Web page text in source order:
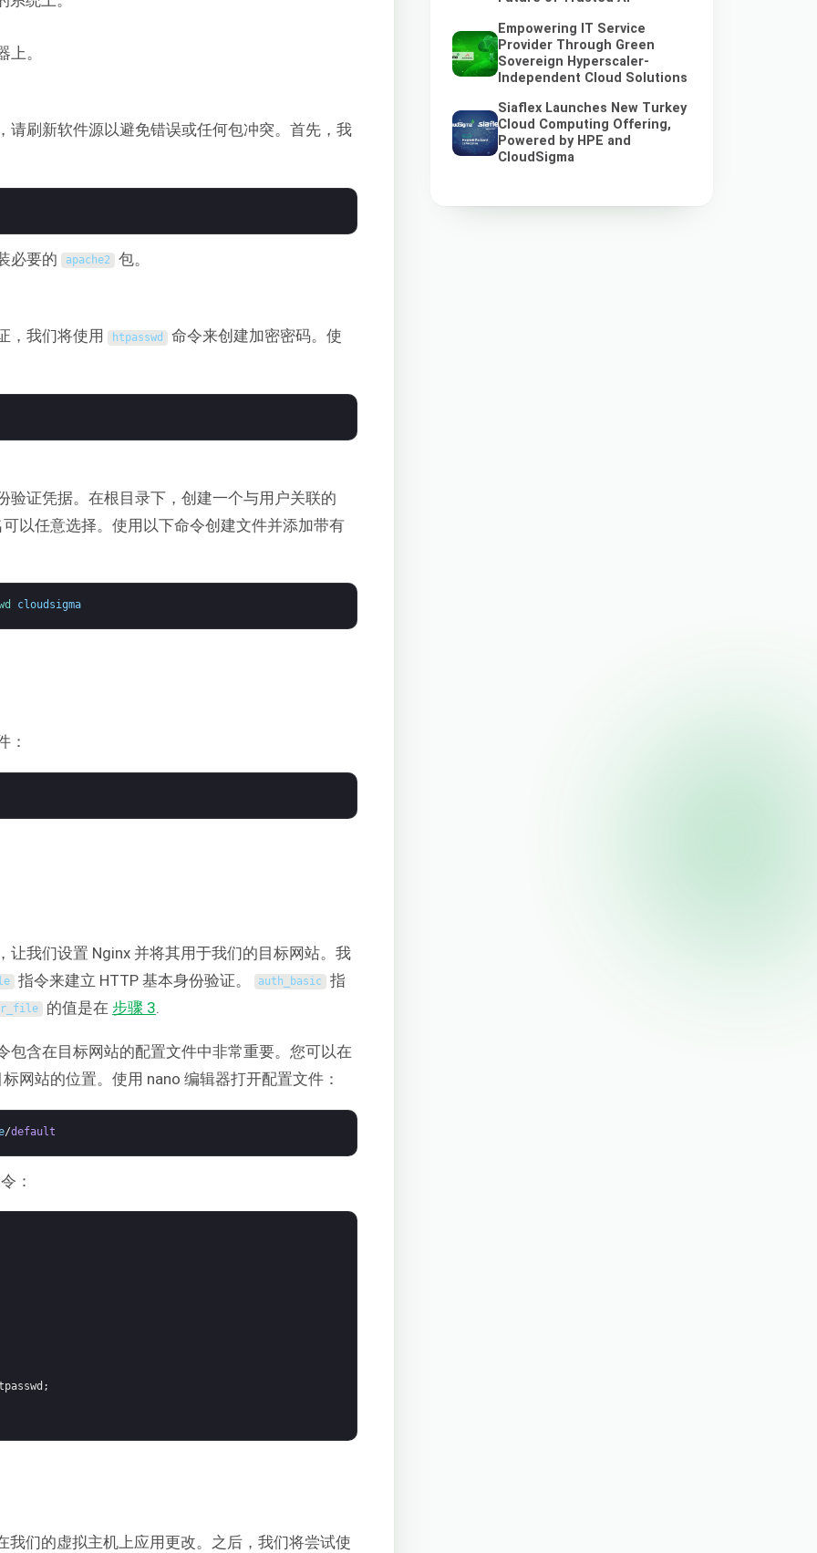
上。
请刷新软件源以避免错误或任何包冲突。首先，我
必要的 apache2 包。
，我们将使用 htpasswd 命令来创建加密密码。使
验证凭据。在根目录下，创建一个与用户关联的
以任意选择。使用以下命令创建文件并添加带有
cloudsigma
：
让我们设置 Nginx 并将其用于我们的目标网站。我
指令来建立 HTTP 基本身份验证。 auth_basic 指
的值是在 步骤 3
包含在目标网站的配置文件中非常重要。您可以在
网站的位置。使用 nano 编辑器打开配置文件：
/default
：
我们的虚拟主机上应用更改。之后，我们将尝试使
Empowering IT Service
Provider Through Green
Sovereign Hyperscaler-
Independent Cloud Solutions
Siaflex Launches New Turkey
Cloud Computing Offering,
Powered by HPE and
CloudSigma